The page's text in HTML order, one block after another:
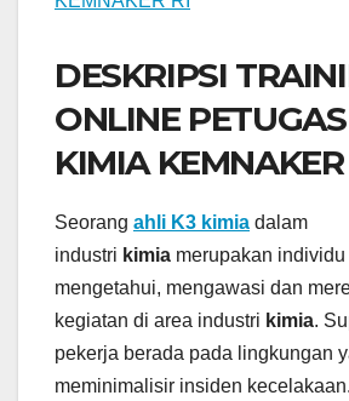
DESKRIPSI
ONLINE
KIMIA KEMNAKER
Seorang ahli K3 kimia dalam
industri kimia merupakan individu
mengetahui, mengawasi dan
kegiatan di area industri kimia.
pekerja berada pada lingkungan
meminimalisir insiden kecelakaan.